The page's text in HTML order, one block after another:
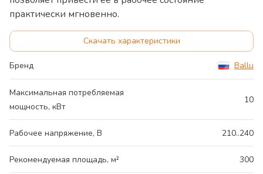
практически мгновенно.
Скачать характеристики
Бренд Ballu
Максимальная потребляемая
мощность, кВт
10
Рабочее напряжение, В 210..240
Рекомендуемая площадь, м² 300